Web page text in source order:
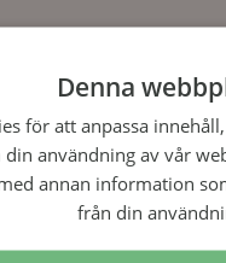
Denna
för att anpassa
användning av vår
annan information
från din